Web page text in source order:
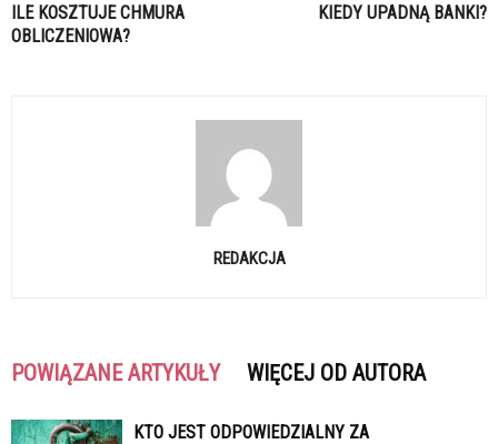
ILE KOSZTUJE CHMURA
OBLICZENIOWA?
KIEDY UPADNĄ BANKI?
REDAKCJA
POWIĄZANE ARTYKUŁY WIĘCEJ OD AUTORA
KTO JEST ODPOWIEDZIALNY ZA